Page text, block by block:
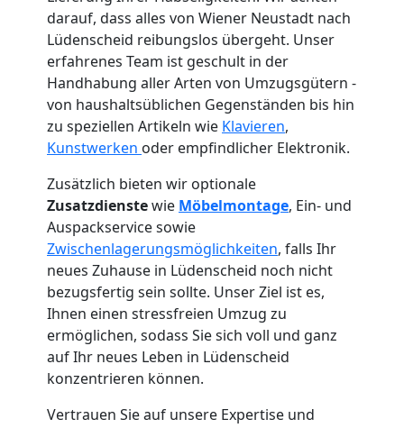
darauf, dass alles von Wiener Neustadt nach
Lüdenscheid reibungslos übergeht. Unser
erfahrenes Team ist geschult in der
Handhabung aller Arten von Umzugsgütern -
von haushaltsüblichen Gegenständen bis hin
zu speziellen Artikeln wie Klavieren,
Kunstwerken oder empfindlicher Elektronik.
Zusätzlich bieten wir optionale
Zusatzdienstewie Möbelmontage, Ein- und
Auspackservice sowie
Zwischenlagerungsmöglichkeiten, falls Ihr
neues Zuhause in Lüdenscheid noch nicht
bezugsfertig sein sollte. Unser Ziel ist es,
Ihnen einen stressfreien Umzug zu
ermöglichen, sodass Sie sich voll und ganz
auf Ihr neues Leben in Lüdenscheid
konzentrieren können.
Vertrauen Sie auf unsere Expertise und
Umzugshelfer